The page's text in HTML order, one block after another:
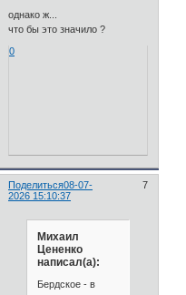
однако ж...
что бы это значило ?
0
Поделиться 7
08-07-
2026 15:10:37
Михаил
Цененко
написал(а):
Бердское - в